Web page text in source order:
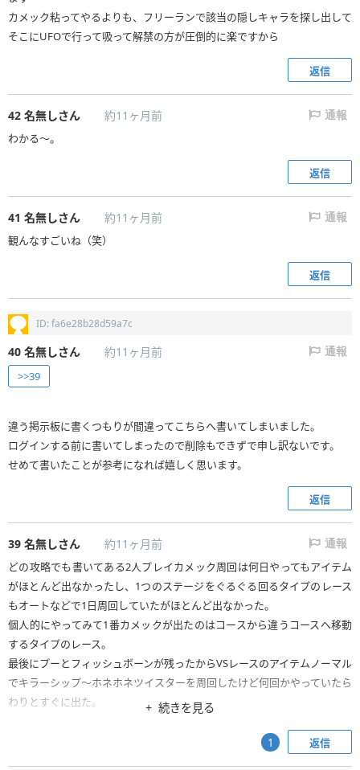
カメック粘ってやるよりも、フリーランで該当の隠しキャラを探し出して
そこにUFOで行って吸って解禁の方が圧倒的に楽ですから
返信
42 名無しさん 約11ヶ月前 通報
わかる～。
返信
41 名無しさん 約11ヶ月前 通報
観んなすごいね（笑）
返信
ID: fa6e28b28d59a7c
40 名無しさん 約11ヶ月前 通報
>>39
違う掲示板に書くつもりが間違ってこちらへ書いてしまいました。
ログインする前に書いてしまったので削除もできずで申し訳ないです。
せめて書いたことが参考になれば嬉しく思います。
返信
39 名無しさん 約11ヶ月前 通報
どの攻略でも書いてある2人プレイカメック周回は何日やってもアイテム
がほとんど出なかったし、1つのステージをぐるぐる回るタイプのレース
もオートなどで1日周回していたがほとんど出なかった。
個人的にやってみて1番カメックが出たのはコースから違うコースへ移動
するタイプのレース。
最後にプーとフィッシュボーンが残ったからVSレースのアイテムノーマル
でキラーシップ～ホネホネツイスターを周回したけど何回かやっていたら
わりとすぐに出た。
は全く出なかったけど他の人が書いていたキラーシップですぐ出たし攻
続きを見る
返信
1